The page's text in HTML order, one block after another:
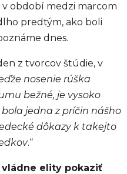
období medzi marcom
predtým, ako boli
dnes.
z tvorcov štúdie, v
nosenie rúška
bežné, je vysoko
jedna z príčin nášho
dôkazy k takejto
.“
vládne elity pokaziť